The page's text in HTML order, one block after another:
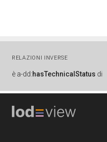
RELAZIONI INVERSE
è a-dd:hasTechnicalStatus di